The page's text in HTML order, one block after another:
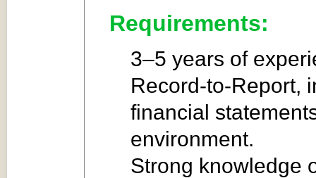
Requirements:
3–5 years of
Record‑to‑Report,
financial
environment.
Strong knowledge